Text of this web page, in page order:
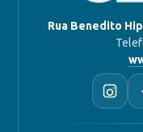
Rua Benedito